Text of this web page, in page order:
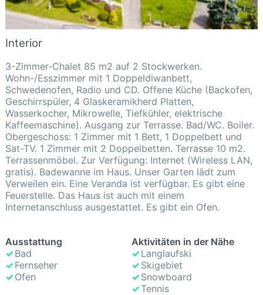
Interior
3-Zimmer-Chalet 85 m2 auf 2 Stockwerken.
Wohn-/Esszimmer mit 1 Doppeldiwanbett,
Schwedenofen, Radio und CD. Offene Küche (Backofen,
Geschirrspüler, 4 Glaskeramikherd Platten,
Wasserkocher, Mikrowelle, Tiefkühler, elektrische
Kaffeemaschine). Ausgang zur Terrasse. Bad/WC. Boiler.
Obergeschoss: 1 Zimmer mit 1 Bett, 1 Doppelbett und
Sat-TV. 1 Zimmer mit 2 Doppelbetten. Terrasse 10 m2.
Terrassenmöbel. Zur Verfügung: Internet (Wireless LAN,
gratis). Badewanne im Haus. Unser Garten lädt zum
Verweilen ein. Eine Veranda ist verfügbar. Es gibt eine
Feuerstelle. Das Haus ist auch mit einem
Internetanschluss ausgestattet. Es gibt ein Ofen.
Ausstattung
Bad
Fernseher
Ofen
Aktivitäten in der Nähe
Langlaufski
Skigebiet
Snowboard
Tennis